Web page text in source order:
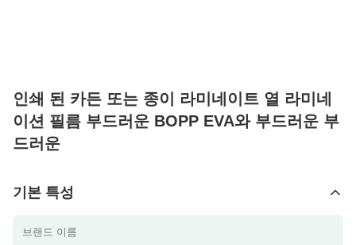
인쇄 된 카든 또는 종이 라미네이트 열 라미네
이션 필름 부드러운 BOPP EVA와 부드러운 부
드러운
기본 특성
브랜드 이름